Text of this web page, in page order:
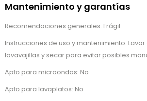
Mantenimiento y garantías
Recomendaciones generales: Frágil
Instrucciones de uso y mantenimiento:
lavavajillas y secar para evitar posibles
Apto para microondas: No
Apto para lavaplatos: No